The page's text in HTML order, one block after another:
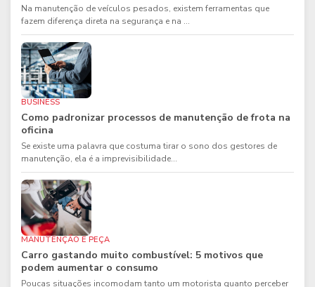
Na manutenção de veículos pesados, existem ferramentas que
fazem diferença direta na segurança e na ...
BUSINESS
Como padronizar processos de manutenção de frota na
oficina
Se existe uma palavra que costuma tirar o sono dos gestores de
manutenção, ela é a imprevisibilidade...
MANUTENÇÃO E PEÇA
Carro gastando muito combustível: 5 motivos que
podem aumentar o consumo
Poucas situações incomodam tanto um motorista quanto perceber